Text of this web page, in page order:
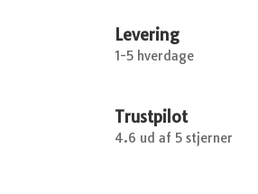
Levering
1-5 hverdage
Trustpilot
4.6 ud af 5 stjerner